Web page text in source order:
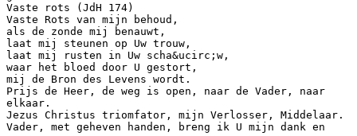
Vaste rots (JdH 174)
Vaste Rots van mijn behoud,
als de zonde mij benauwt,
laat mij steunen op Uw trouw,
laat mij rusten in Uw scha&ucirc;w,
waar het bloed door U gestort,
mij de Bron des Levens wordt.
Prijs de Heer, de weg is open, naar de Vader, naar
elkaar.
Jezus Christus triomfator, mijn Verlosser, Middelaar.
Vader, met geheven handen, breng ik U mijn dank en